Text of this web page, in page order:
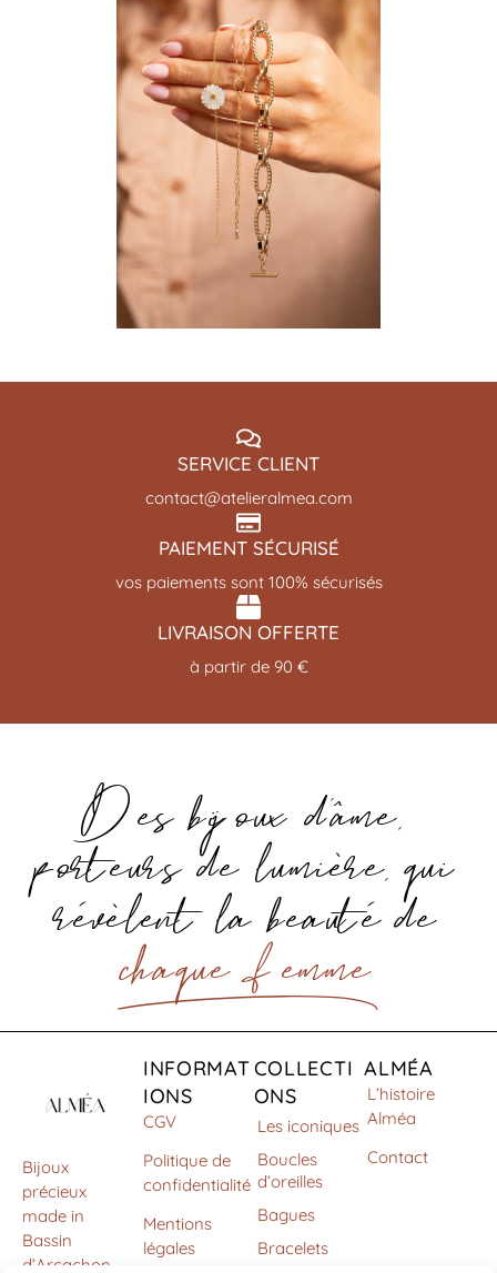
SERVICE CLIENT
contact@atelieralmea.com
PAIEMENT SÉCURISÉ
vos paiements sont 100% sécurisés
LIVRAISON OFFERTE
à partir de 90 €
Des bijoux d’âme,
porteurs de lumière, qui
révèlent la beauté de
chaque . femme
Bijoux
précieux
made in
Bassin
d’Arcachon
ALMÉA
L’histoire
Alméa
Contact
COLLECTI
ONS
Les iconiques
Boucles
d’oreilles
Bagues
Bracelets
INFORMAT
IONS
CGV
Politique de
confidentialité
Mentions
légales